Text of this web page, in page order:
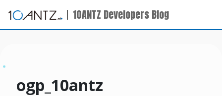
10ANTZ Developers Blog
ogp_10antz